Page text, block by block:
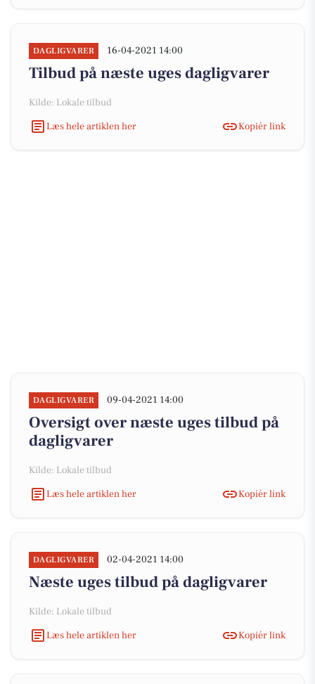
DAGLIGVARER 16-04-2021 14:00
Tilbud på næste uges dagligvarer
Kilde: Lokale tilbud
Læs hele artiklen her
Kopiér link
DAGLIGVARER 09-04-2021 14:00
Oversigt over næste uges tilbud på
dagligvarer
Kilde: Lokale tilbud
Læs hele artiklen her
Kopiér link
DAGLIGVARER 02-04-2021 14:00
Næste uges tilbud på dagligvarer
Kilde: Lokale tilbud
Læs hele artiklen her
Kopiér link